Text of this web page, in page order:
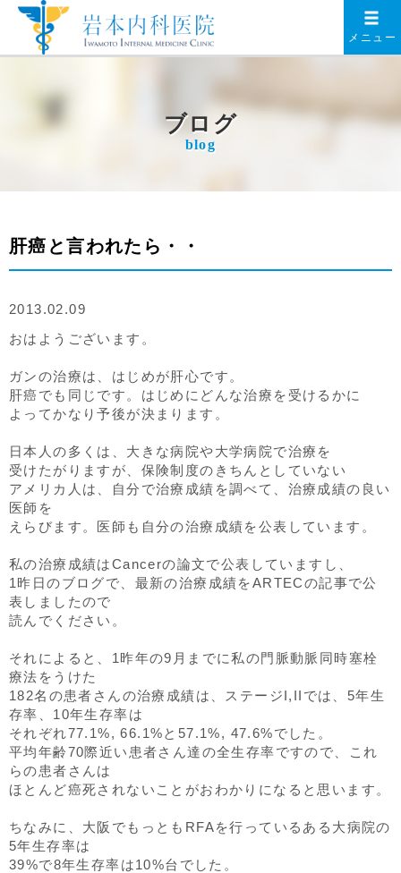
メニュー
ブログ
blog
肝癌と言われたら・・
2013.02.09
おはようございます。
ガンの治療は、はじめが肝心です。
肝癌でも同じです。はじめにどんな治療を受けるかに
よってかなり予後が決まります。
日本人の多くは、大きな病院や大学病院で治療を
受けたがりますが、保険制度のきちんとしていない
アメリカ人は、自分で治療成績を調べて、治療成績の良い
医師を
えらびます。医師も自分の治療成績を公表しています。
私の治療成績はCancerの論文で公表していますし、
1昨日のブログで、最新の治療成績をARTECの記事で公
表しましたので
読んでください。
それによると、1昨年の9月までに私の門脈動脈同時塞栓
療法をうけた
182名の患者さんの治療成績は、ステージI,IIでは、5年生
存率、10年生存率は
それぞれ77.1%, 66.1%と57.1%, 47.6%でした。
平均年齢70際近い患者さん達の全生存率ですので、これ
らの患者さんは
ほとんど癌死されないことがおわかりになると思います。
ちなみに、大阪でもっともRFAを行っているある大病院の
5年生存率は
39%で8年生存率は10%台でした。